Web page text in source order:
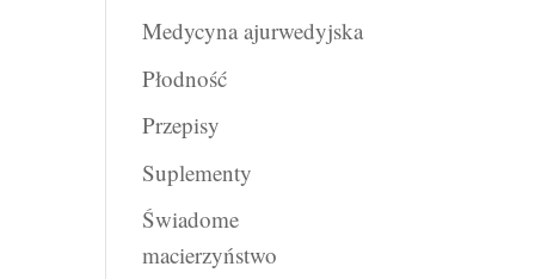
Medycyna ajurwedyjska
Płodność
Przepisy
Suplementy
Świadome
macierzyństwo